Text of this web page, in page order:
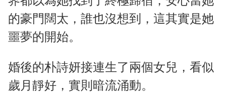
的豪門闊太，誰也沒想到，這其實是她
噩夢的開始。
婚後的朴詩妍接連生了兩個女兒，看似
歲月靜好，實則暗流涌動。